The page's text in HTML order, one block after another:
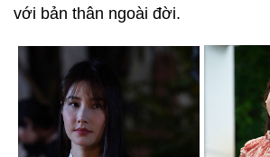
với bản thân ngoài đời.